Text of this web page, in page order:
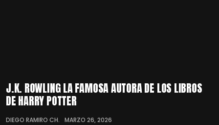
J.K. ROWLING LA FAMOSA AUTORA DE LOS LIBROS
DE HARRY POTTER
DIEGO RAMIRO CH. MARZO 26, 2026